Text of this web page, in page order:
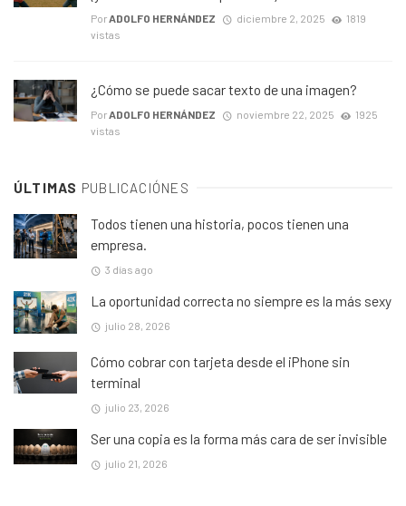
PorADOLFO HERNÁNDEZ diciembre 2, 2025
1819
vistas
¿Cómo se puede sacar texto de una imagen?
Por ADOLFO HERNÁNDEZ noviembre 22, 2025
1925
vistas
ÚLTIMAS PUBLICACIÓNES
Todos tienen una historia, pocos tienen una
empresa.
3 días ago
La oportunidad correcta no siempre es la más sexy
julio 28, 2026
Cómo cobrar con tarjeta desde el iPhone sin
terminal
julio 23, 2026
Ser una copia es la forma más cara de ser invisible
julio 21, 2026